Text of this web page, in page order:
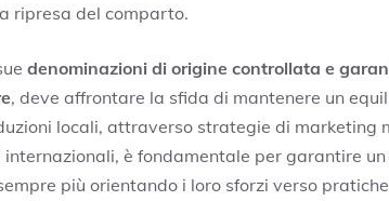
ripresa del comparto.
denominazioni di origine controllata e
, deve affrontare la sfida di mantenere un
locali, attraverso strategie di marketing
è fondamentale per garantire
più orientando i loro sforzi verso